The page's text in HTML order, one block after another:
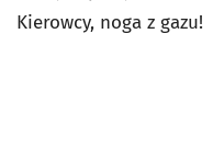
Kierowcy, noga z gazu!